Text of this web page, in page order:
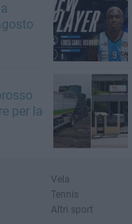
per la
Vela
Tennis
Altri sport